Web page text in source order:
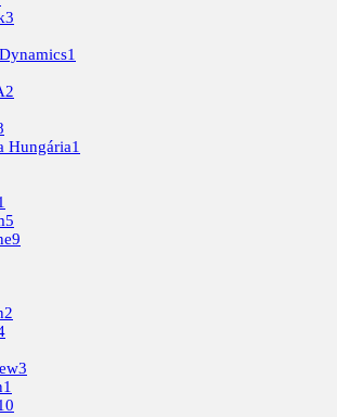
3
1
2
Hungária1
5
9
2
3
1